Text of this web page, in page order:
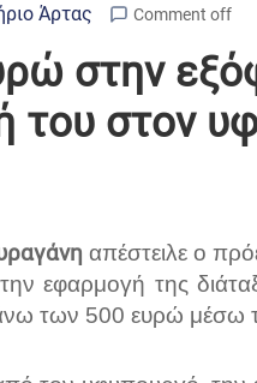
Άρτας Comment off
στην
του στον
απέστειλε ο
την εφαρμογή της
των 500 ευρώ μέσω